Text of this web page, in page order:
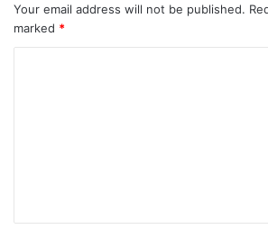
Your email address will not be published.
marked *